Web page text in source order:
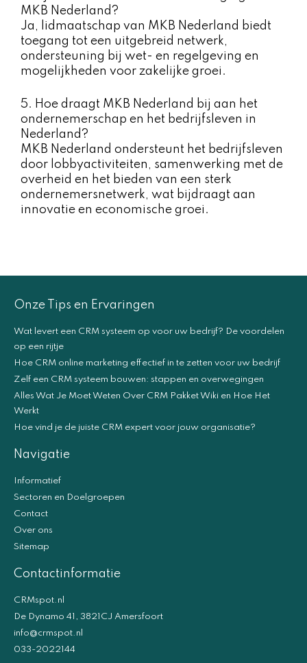
MKB Nederland?
Ja, lidmaatschap van MKB Nederland biedt
toegang tot een uitgebreid netwerk,
ondersteuning bij wet- en regelgeving en
mogelijkheden voor zakelijke groei.
5. Hoe draagt MKB Nederland bij aan het
ondernemerschap en het bedrijfsleven in
Nederland?
MKB Nederland ondersteunt het bedrijfsleven
door lobbyactiviteiten, samenwerking met de
overheid en het bieden van een sterk
ondernemersnetwerk, wat bijdraagt aan
innovatie en economische groei.
Onze Tips en Ervaringen
Wat levert een CRM systeem op voor uw bedrijf? De voordelen
op een rijtje
Hoe CRM online marketing effectief in te zetten voor uw bedrijf
Zelf een CRM systeem bouwen: stappen en overwegingen
Alles Wat Je Moet Weten Over CRM Pakket Wiki en Hoe Het
Werkt
Hoe vind je de juiste CRM expert voor jouw organisatie?
Navigatie
Informatief
Sectoren en Doelgroepen
Contact
Over ons
Sitemap
Contactinformatie
CRMspot.nl
De Dynamo 41, 3821CJ Amersfoort
info@crmspot.nl
033-2022144